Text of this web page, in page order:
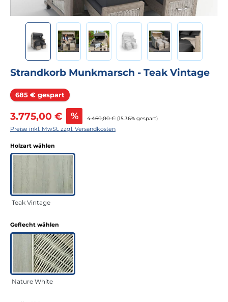
Strandkorb Munkmarsch - Teak Vintage
685 € gespart Rabatt
Verkaufspreis:
3.775,00 € % Regulärer Preis:
4.460,00 € (15.36% gespart)
Preise inkl. MwSt. zzgl. Versandkosten
Holzart wählen
Teak Vintage
Geflecht wählen
Nature White